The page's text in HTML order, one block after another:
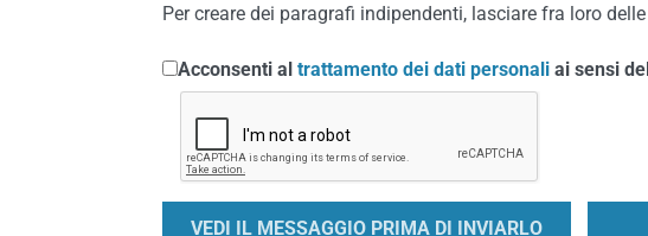
Per creare dei paragrafi indipendenti, lasciare fra loro
Acconsenti al trattamento dei dati personali ai sensi